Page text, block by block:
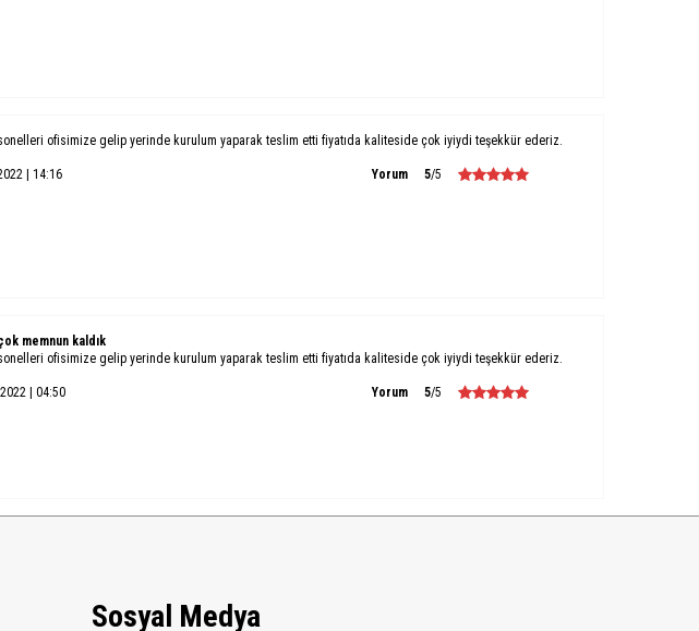
ofisimize gelip yerinde kurulum yaparak teslim etti fiyatıda kaliteside çok iyiydi teşekkür ederiz.
| 14:16 Yorum 5/5
memnun kaldık
ofisimize gelip yerinde kurulum yaparak teslim etti fiyatıda kaliteside çok iyiydi teşekkür ederiz.
| 04:50 Yorum 5/5
Sosyal Medya